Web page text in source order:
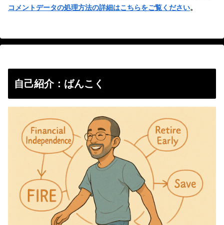
コメントデータの処理方法の詳細はこちらをご覧ください。
自己紹介：ばんこく